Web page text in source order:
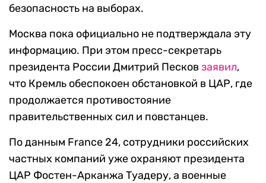
безопасность на выборах.
Москва пока официально не подтверждала эту
информацию. При этом пресс-секретарь
президента России Дмитрий Песков заявил,
что Кремль обеспокоен обстановкой в ЦАР, где
продолжается противостояние
правительственных сил и повстанцев.
По данным France 24, сотрудники российских
частных компаний уже охраняют президента
ЦАР Фостен-Арканжа Туадеру, а военные